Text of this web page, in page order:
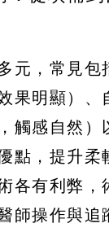
元，常見包
果明顯）
觸感自然
點，提升柔
各有利弊，
師操作與追